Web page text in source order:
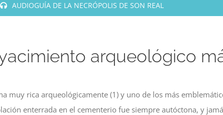
AUDIOGUÍA DE LA NECRÓPOLIS DE SON REAL
arqueológico
muy rica arqueológicamente (1) y uno de los más
enterrada en el cementerio fue siempre autóctona, y